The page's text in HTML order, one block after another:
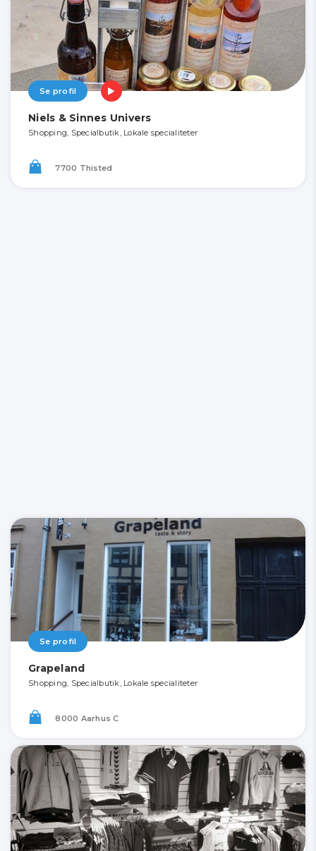
Se profil
Niels & Sinnes Univers
Shopping, Specialbutik, Lokale specialiteter
7700 Thisted
Se profil
Grapeland
Shopping, Specialbutik, Lokale specialiteter
8000 Aarhus C